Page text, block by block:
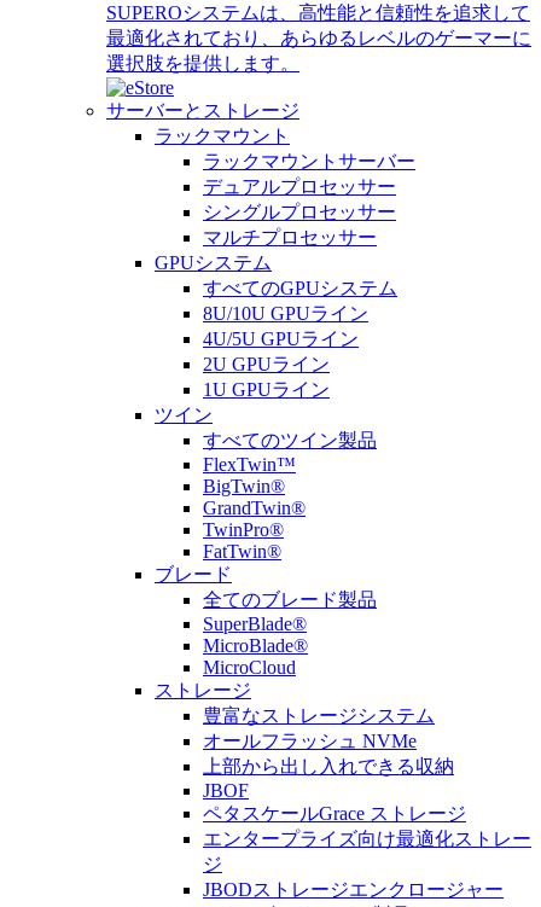
SUPEROシステムは、高性能と信頼性を追求して
最適化されており、あらゆるレベルのゲーマーに
選択肢を提供します。
サーバーとストレージ
ラックマウント
ラックマウントサーバー
デュアルプロセッサー
シングルプロセッサー
マルチプロセッサー
GPUシステム
すべてのGPUシステム
8U/10U GPUライン
4U/5U GPUライン
2U GPUライン
1U GPUライン
ツイン
すべてのツイン製品
FlexTwin™
BigTwin®
GrandTwin®
TwinPro®
FatTwin®
ブレード
全てのブレード製品
SuperBlade®
MicroBlade®
MicroCloud
ストレージ
豊富なストレージシステム
オールフラッシュ NVMe
上部から出し入れできる収納
JBOF
ペタスケールGrace ストレージ
エンタープライズ向け最適化ストレー
ジ
JBODストレージエンクロージャー